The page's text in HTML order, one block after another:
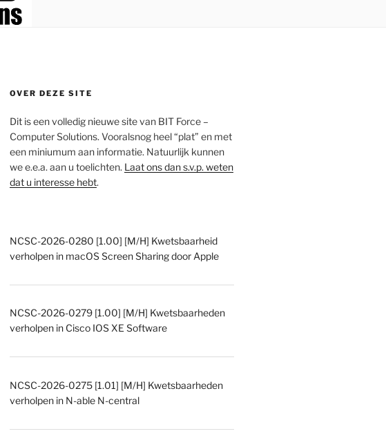
OVER DEZE SITE
Dit is een volledig nieuwe site van BIT Force –
Computer Solutions. Vooralsnog heel “plat” en met
een miniumum aan informatie. Natuurlijk kunnen
we e.e.a. aan u toelichten. Laat ons dan s.v.p. weten
dat u interesse hebt.
NCSC-2026-0280 [1.00] [M/H] Kwetsbaarheid
verholpen in macOS Screen Sharing door Apple
NCSC-2026-0279 [1.00] [M/H] Kwetsbaarheden
verholpen in Cisco IOS XE Software
NCSC-2026-0275 [1.01] [M/H] Kwetsbaarheden
verholpen in N-able N-central